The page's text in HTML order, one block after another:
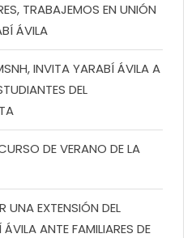
TRABAJEMOS EN UNIÓN
ÁVILA
INVITA YARABÍ ÁVILA A
DEL
DE VERANO DE LA
UNA EXTENSIÓN DEL
ANTE FAMILIARES DE